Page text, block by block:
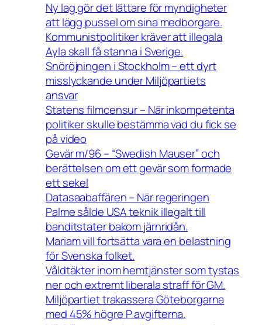
Ny lag gör det lättare för myndigheter
att lägg pussel om sina medborgare.
Kommunistpolitiker kräver att illegala
Ayla skall få stanna i Sverige.
Snöröjningen i Stockholm – ett dyrt
misslyckande under Miljöpartiets
ansvar
Statens filmcensur – När inkompetenta
politiker skulle bestämma vad du fick se
på video
Gevär m/96 – “Swedish Mauser” och
berättelsen om ett gevär som formade
ett sekel
Datasaabaffären – När regeringen
Palme sålde USA teknik illegalt till
banditstater bakom järnridån.
Mariam vill fortsätta vara en belastning
för Svenska folket.
Våldtäkter inom hemtjänster som tystas
ner och extremt liberala straff för GM.
Miljöpartiet trakassera Göteborgarna
med 45% högre P avgifterna.